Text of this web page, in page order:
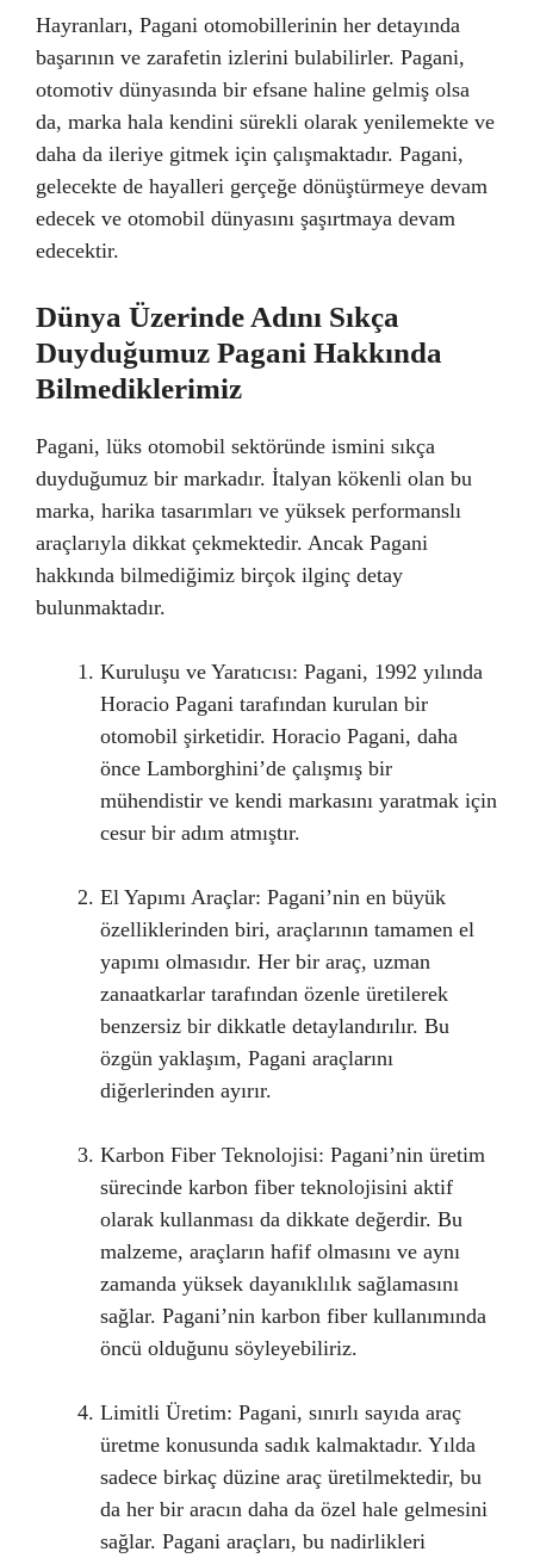
Hayranları, Pagani otomobillerinin her detayında
başarının ve zarafetin izlerini bulabilirler. Pagani,
otomotiv dünyasında bir efsane haline gelmiş olsa
da, marka hala kendini sürekli olarak yenilemekte ve
daha da ileriye gitmek için çalışmaktadır. Pagani,
gelecekte de hayalleri gerçeğe dönüştürmeye devam
edecek ve otomobil dünyasını şaşırtmaya devam
edecektir.
Dünya Üzerinde Adını Sıkça
Duyduğumuz Pagani Hakkında
Bilmediklerimiz
Pagani, lüks otomobil sektöründe ismini sıkça
duyduğumuz bir markadır. İtalyan kökenli olan bu
marka, harika tasarımları ve yüksek performanslı
araçlarıyla dikkat çekmektedir. Ancak Pagani
hakkında bilmediğimiz birçok ilginç detay
bulunmaktadır.
Kuruluşu ve Yaratıcısı: Pagani, 1992 yılında
Horacio Pagani tarafından kurulan bir
otomobil şirketidir. Horacio Pagani, daha
önce Lamborghini’de çalışmış bir
mühendistir ve kendi markasını yaratmak için
cesur bir adım atmıştır.
El Yapımı Araçlar: Pagani’nin en büyük
özelliklerinden biri, araçlarının tamamen el
yapımı olmasıdır. Her bir araç, uzman
zanaatkarlar tarafından özenle üretilerek
benzersiz bir dikkatle detaylandırılır. Bu
özgün yaklaşım, Pagani araçlarını
diğerlerinden ayırır.
Karbon Fiber Teknolojisi: Pagani’nin üretim
sürecinde karbon fiber teknolojisini aktif
olarak kullanması da dikkate değerdir. Bu
malzeme, araçların hafif olmasını ve aynı
zamanda yüksek dayanıklılık sağlamasını
sağlar. Pagani’nin karbon fiber kullanımında
öncü olduğunu söyleyebiliriz.
Limitli Üretim: Pagani, sınırlı sayıda araç
üretme konusunda sadık kalmaktadır. Yılda
sadece birkaç düzine araç üretilmektedir, bu
da her bir aracın daha da özel hale gelmesini
sağlar. Pagani araçları, bu nadirlikleri